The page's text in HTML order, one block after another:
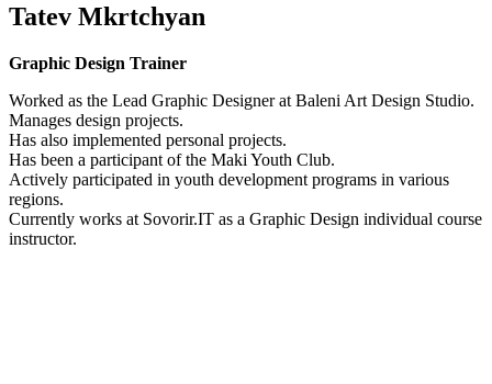
Tatev Mkrtchyan
Graphic Design Trainer
Worked as the Lead Graphic Designer at Baleni Art Design Studio.
Manages design projects.
Has also implemented personal projects.
Has been a participant of the Maki Youth Club.
Actively participated in youth development programs in various
regions.
Currently works at Sovorir.IT as a Graphic Design individual course
instructor.